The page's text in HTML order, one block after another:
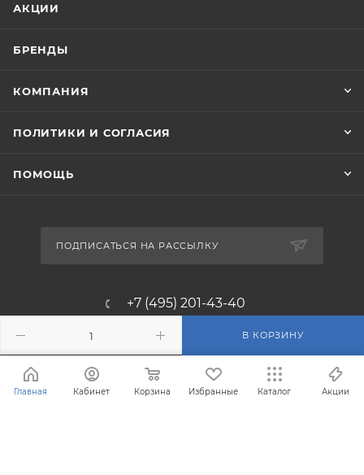
В КОРЗИНУ
АКЦИИ
БРЕНДЫ
КОМПАНИЯ
ПОЛИТИКИ И СОГЛАСИЯ
ПОМОЩЬ
ПОДПИСАТЬСЯ НА РАССЫЛКУ
+7 (495) 201-43-40
info@filterosmos.ru
125008 г. Москва, проезд
Черепановых д.5
Главная Кабинет Корзина Избранные Каталог Акции